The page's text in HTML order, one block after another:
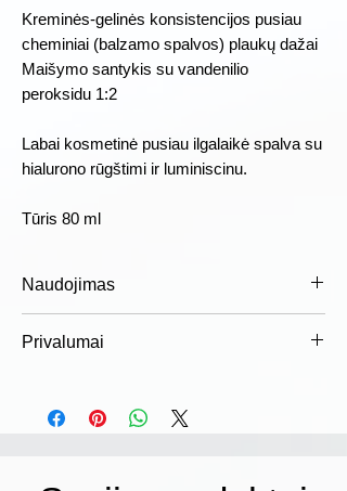
Kreminės-gelinės konsistencijos pusiau
cheminiai (balzamo spalvos) plaukų dažai
Maišymo santykis su vandenilio
peroksidu 1:2
Labai kosmetinė pusiau ilgalaikė spalva su
hialurono rūgštimi ir luminiscinu.
Tūris 80 ml
Naudojimas
dozėmis su tinkamos koncentracijos
nurodytam laikui. Kruopščiai išplaukite
šampūnu, geresniems rezultatams
priemonę po dažymo. Išsamesnės
Privalumai
„Luminity“ priskiriami